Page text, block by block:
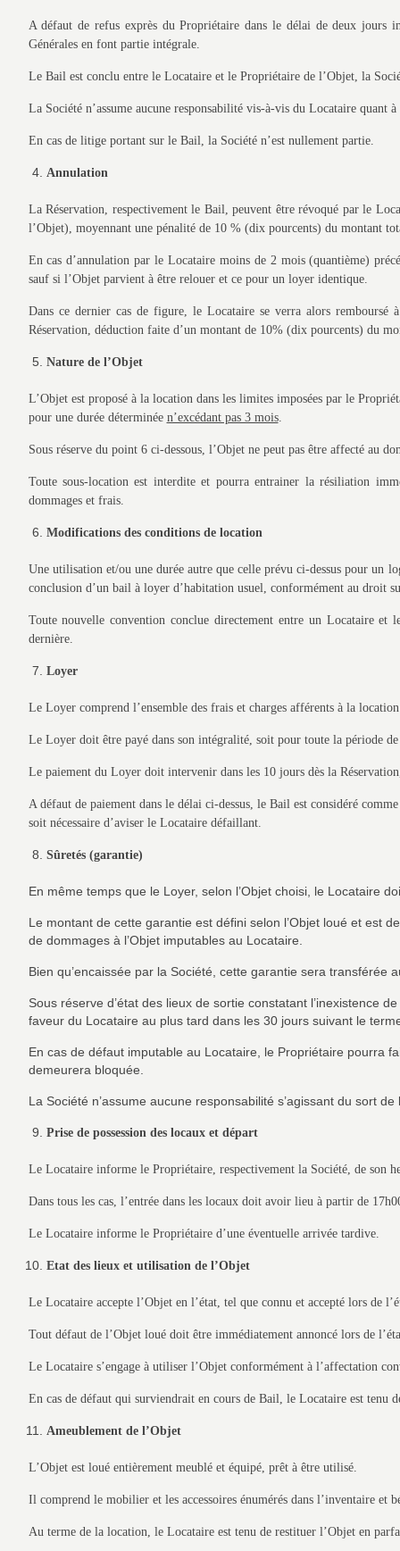
A défaut de refus exprès du Propriétaire dans le délai de deux jours
Générales en font partie intégrale.
Le Bail est conclu entre le Locataire et le Propriétaire de l’Objet, la
La Société n’assume aucune responsabilité vis-à-vis du Locataire quant
En cas de litige portant sur le Bail, la Société n’est nullement partie.
Annulation
La Réservation, respectivement le Bail, peuvent être révoqué par le
l’Objet), moyennant une pénalité de 10 % (dix pourcents) du montant
En cas d’annulation par le Locataire moins de 2 mois (quantième)
sauf si l’Objet parvient à être relouer et ce pour un loyer identique.
Dans ce dernier cas de figure, le Locataire se verra alors remboursé
Réservation, déduction faite d’un montant de 10% (dix pourcents) du
Nature de l’Objet
L’Objet est proposé à la location dans les limites imposées par le
pour une durée déterminée n’excédant pas 3 mois.
Sous réserve du point 6 ci-dessous, l’Objet ne peut pas être affecté au
Toute sous-location est interdite et pourra entrainer la résiliation
dommages et frais.
Modifications des conditions de location
Une utilisation et/ou une durée autre que celle prévu ci-dessus pour un
conclusion d’un bail à loyer d’habitation usuel, conformément au droit
Toute nouvelle convention conclue directement entre un Locataire et
dernière.
Loyer
Le Loyer comprend l’ensemble des frais et charges afférents à la
Le Loyer doit être payé dans son intégralité, soit pour toute la période
Le paiement du Loyer doit intervenir dans les 10 jours dès la
A défaut de paiement dans le délai ci-dessus, le Bail est considéré
soit nécessaire d’aviser le Locataire défaillant.
Sûretés (garantie)
En même temps que le Loyer, selon l’Objet choisi, le Locataire
Le montant de cette garantie est défini selon l’Objet loué et est
de dommages à l’Objet imputables au Locataire.
Bien qu’encaissée par la Société, cette garantie sera transférée
Sous réserve d’état des lieux de sortie constatant l’inexistence
faveur du Locataire au plus tard dans les 30 jours suivant le
En cas de défaut imputable au Locataire, le Propriétaire pourra
demeurera bloquée.
La Société n’assume aucune responsabilité s’agissant du sort
Prise de possession des locaux et départ
Le Locataire informe le Propriétaire, respectivement la Société, de son
Dans tous les cas, l’entrée dans les locaux doit avoir lieu à partir de
Le Locataire informe le Propriétaire d’une éventuelle arrivée tardive.
Etat des lieux et utilisation de l’Objet
Le Locataire accepte l’Objet en l’état, tel que connu et accepté lors de
Tout défaut de l’Objet loué doit être immédiatement annoncé lors de
Le Locataire s’engage à utiliser l’Objet conformément à l’affectation
En cas de défaut qui surviendrait en cours de Bail, le Locataire est tenu
Ameublement de l’Objet
L’Objet est loué entièrement meublé et équipé, prêt à être utilisé.
Il comprend le mobilier et les accessoires énumérés dans l’inventaire et
Au terme de la location, le Locataire est tenu de restituer l’Objet en